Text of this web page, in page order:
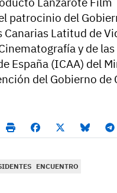
patrocinio del
Canarias Latitud de
y de
España (ICAA) del
del Gobierno de
ENCUENTRO